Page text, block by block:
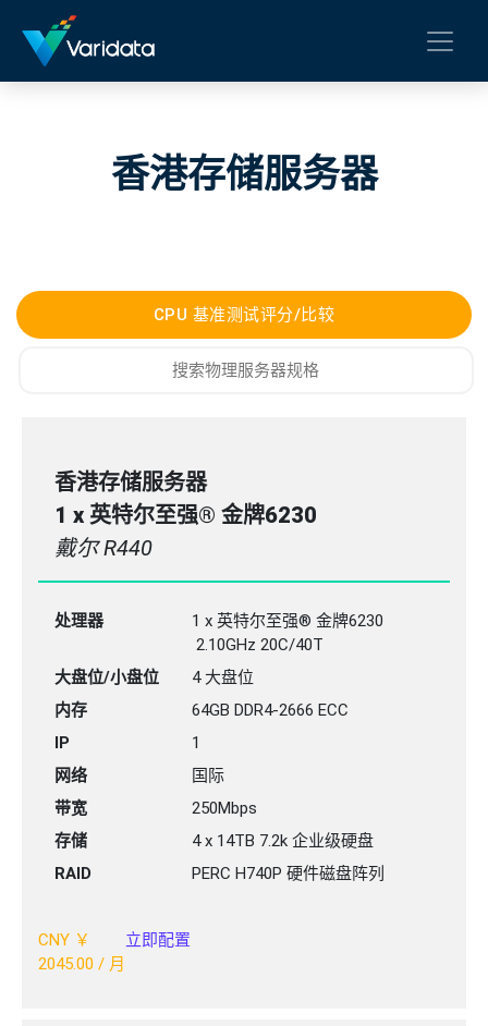
香港存储服务器
CPU 基准测试评分/比较
香港存储服务器
1 x 英特尔至强® 金牌6230
戴尔 R440
处理器
1 x 英特尔至强® 金牌6230
2.10GHz 20C/40T
大盘位/小盘位
4 大盘位
内存
64GB DDR4-2666 ECC
IP
1
网络
国际
带宽
250Mbps
存储
4 x 14TB 7.2k 企业级硬盘
RAID
PERC H740P 硬件磁盘阵列
CNY ￥
2045.00 / 月
立即配置